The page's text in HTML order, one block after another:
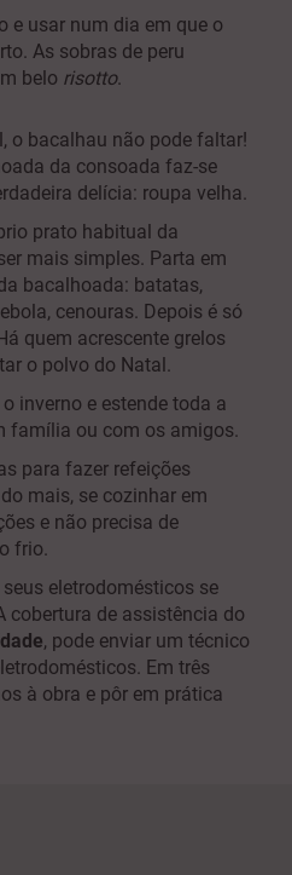
e usar num dia em que o
As sobras de peru
belo risotto.
o bacalhau não pode faltar!
da consoada faz-se
delícia: roupa velha.
prato habitual da
mais simples. Parta em
bacalhoada: batatas,
cenouras. Depois é só
quem acrescente grelos
o polvo do Natal.
inverno e estende toda a
família ou com os amigos.
para fazer refeições
mais, se cozinhar em
e não precisa de
frio.
eletrodomésticos se
cobertura de assistência do
, pode enviar um técnico
Em três
à obra e pôr em prática